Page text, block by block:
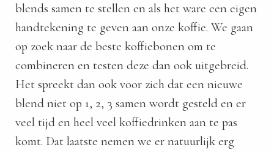
blends samen te stellen en als het ware een eigen
handtekening te geven aan onze koffie. We gaan
op zoek naar de beste koffiebonen om te
combineren en testen deze dan ook uitgebreid.
Het spreekt dan ook voor zich dat een nieuwe
blend niet op 1, 2, 3 samen wordt gesteld en er
veel tijd en heel veel koffiedrinken aan te pas
komt. Dat laatste nemen we er natuurlijk erg
gebruikt
de
Hierdoor
website-